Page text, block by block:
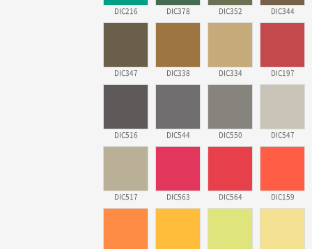
DIC216 DIC378 DIC352 DIC344
DIC347 DIC338 DIC334 DIC197
DIC516 DIC544 DIC550 DIC547
DIC517 DIC563 DIC564 DIC159